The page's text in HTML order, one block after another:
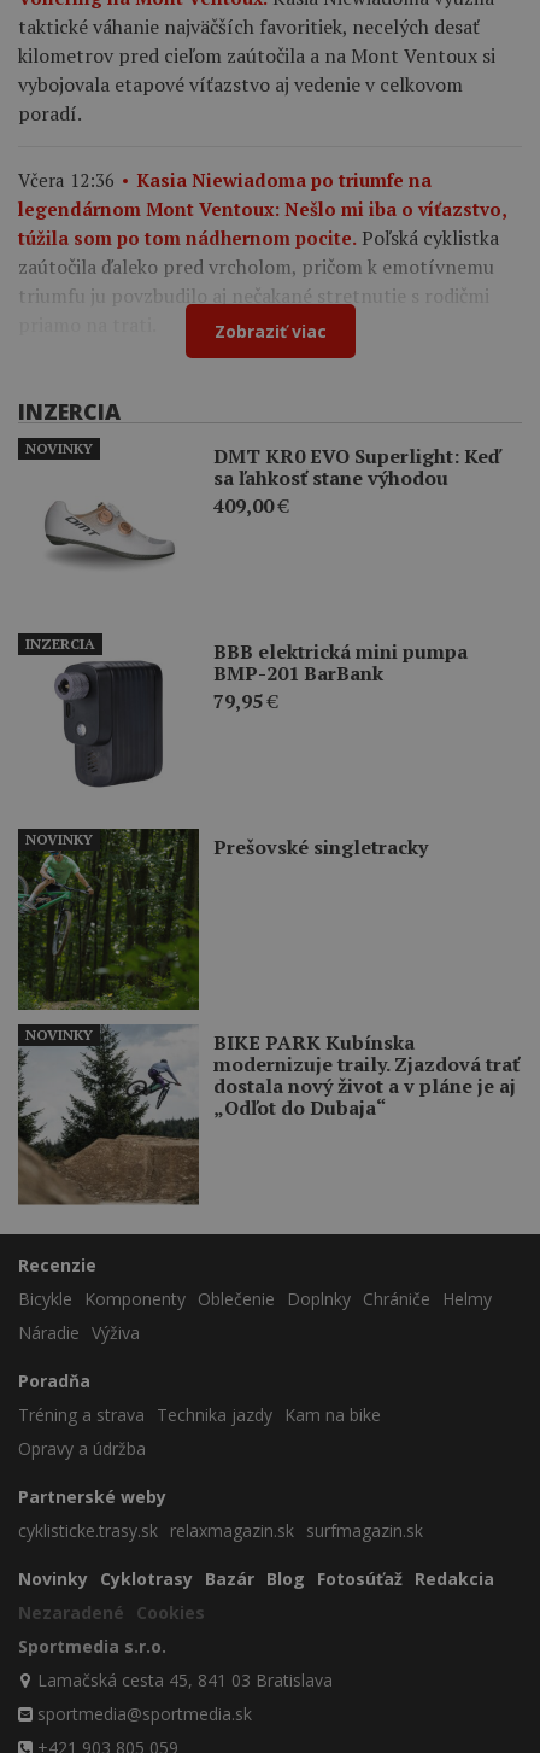
taktické váhanie najväčších favoritiek, necelých desať
kilometrov pred cieľom zaútočila a na Mont Ventoux si
vybojovala etapové víťazstvo aj vedenie v celkovom
poradí.
Včera 12:36
Kasia Niewiadoma po triumfe na
legendárnom Mont Ventoux: Nešlo mi iba o víťazstvo,
túžila som po tom nádhernom pocite. Poľská cyklistka
zaútočila ďaleko pred vrcholom, pričom k emotívnemu
triumfu ju povzbudilo aj nečakané stretnutie s rodičmi
Zobraziť viac
INZERCIA
DMT KR0 EVO Superlight: Keď
sa ľahkosť stane výhodou
409,00€
NOVINKY
BBB elektrická mini pumpa
BMP-201 BarBank
79,95€
INZERCIA
Prešovské singletracky
NOVINKY
BIKE PARK Kubínska
modernizuje traily. Zjazdová trať
dostala nový život a v pláne je aj
„Odľot do Dubaja“
NOVINKY
Recenzie
Bicykle
Komponenty Oblečenie Doplnky Chrániče
Helmy
Náradie Výživa
Poradňa
Tréning a strava
Technika jazdy
Kam na bike
Opravy a údržba
Partnerské weby
cyklisticke.trasy.sk relaxmagazin.sk surfmagazin.sk
Novinky Cyklotrasy Bazár Blog Fotosúťaž Redakcia
Nezaradené
Cookies
Sportmedia s.r.o.
Lamačská cesta 45, 841 03 Bratislava
sportmedia@sportmedia.sk
+421 903 805 059